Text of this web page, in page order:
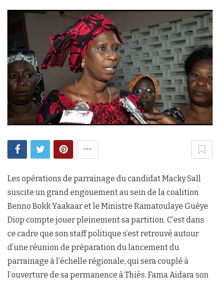
Les opérations de parrainage du candidat Macky Sall
suscite un grand engouement au sein de la coalition
Benno Bokk Yaakaar et le Ministre Ramatoulaye Guèye
Diop compte jouer pleinement sa partition. C’est dans
ce cadre que son staff politique s’est retrouvé autour
d’une réunion de préparation du lancement du
parrainage à l’échelle régionale, qui sera couplé à
l’ouverture de sa permanence à Thiès. Fama Aidara son